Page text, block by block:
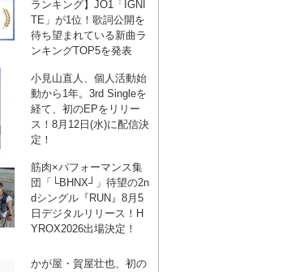
ランキング】JO1「IGNI
TE」が1位！歌詞公開を
待ち望まれている新曲ラ
ンキングTOP5を発表
小見山直人、個人活動始
動から1年。3rd Singleを
経て、初のEPをリリー
ス！8月12日(水)に配信決
定！
筋肉×パフォーマンス集
団「└BHNX┘」待望の2n
dシングル『RUN』8月5
日デジタルリリース！H
YROX2026出場決定！
かが屋・賀屋壮也、初の